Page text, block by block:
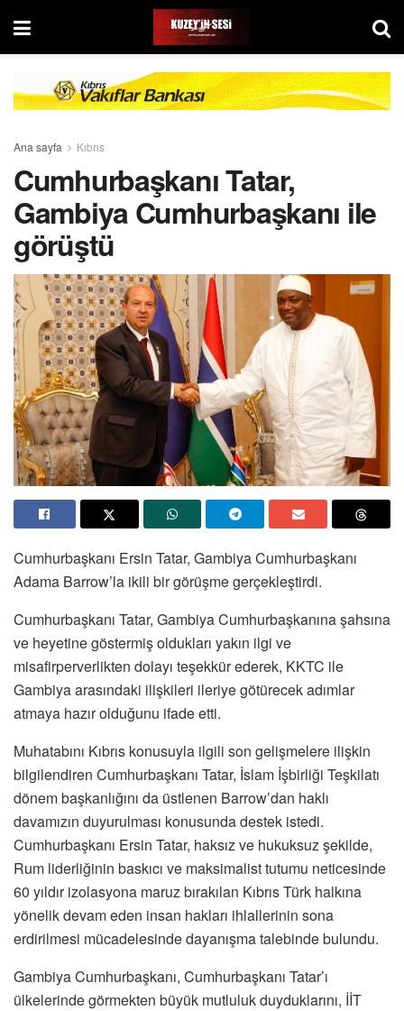
Ana sayfa Kıbrıs
Cumhurbaşkanı Tatar,
Gambiya Cumhurbaşkanı ile
görüştü
Cumhurbaşkanı Ersin Tatar, Gambiya Cumhurbaşkanı
Adama Barrow’la ikili bir görüşme gerçekleştirdi.
Cumhurbaşkanı Tatar, Gambiya Cumhurbaşkanına şahsına
ve heyetine göstermiş oldukları yakın ilgi ve
misafirperverlikten dolayı teşekkür ederek, KKTC ile
Gambiya arasındaki ilişkileri ileriye götürecek adımlar
atmaya hazır olduğunu ifade etti.
Muhatabını Kıbrıs konusuyla ilgili son gelişmelere ilişkin
bilgilendiren Cumhurbaşkanı Tatar, İslam İşbirliği Teşkilatı
dönem başkanlığını da üstlenen Barrow’dan haklı
davamızın duyurulması konusunda destek istedi.
Cumhurbaşkanı Ersin Tatar, haksız ve hukuksuz şekilde,
Rum liderliğinin baskıcı ve maksimalist tutumu neticesinde
60 yıldır izolasyona maruz bırakılan Kıbrıs Türk halkına
yönelik devam eden insan hakları ihlallerinin sona
erdirilmesi mücadelesinde dayanışma talebinde bulundu.
Gambiya Cumhurbaşkanı, Cumhurbaşkanı Tatar’ı
ülkelerinde görmekten büyük mutluluk duyduklarını, İİT